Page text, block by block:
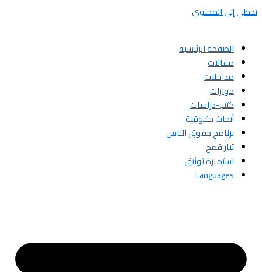
تخطي إلى المحتوى
الصفحة الرئيسية
مقالات
مداخلات
حوارات
كتب-دراسات
أبحاث حقوقية
برنامج حقوق الناس
تيار قمح
استمارة توثيق
Languages